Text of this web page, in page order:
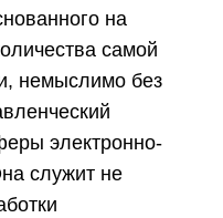
на
самой
немыслимо без
электронно-
служит не